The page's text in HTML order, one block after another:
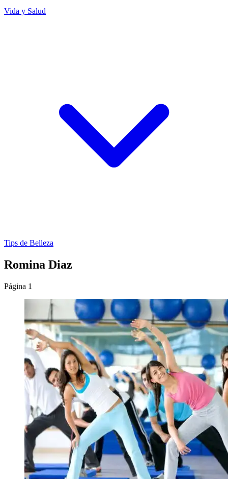
Vida y Salud
Tips de Belleza
Romina Diaz
Página 1